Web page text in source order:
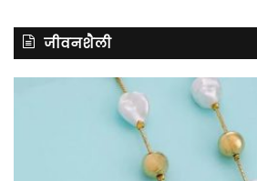
जीवनशैली